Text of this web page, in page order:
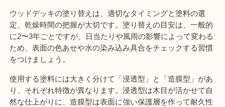
ウッドデッキの塗り替えは、適切なタイミングと塗料の選
定、乾燥時間の把握が大切です。塗り替えの目安は、一般的
に2〜3年ごとですが、日当たりや風雨の影響によって変わる
ため、表面の色あせや水の染み込み具合をチェックする習慣
をつけましょう。
使用する塗料には大きく分けて「浸透型」と「造膜型」があ
り、それぞれ特徴が異なります。浸透型は木目が活かせて自
然な仕上がりに、造膜型は表面に強い保護層を作って耐久性